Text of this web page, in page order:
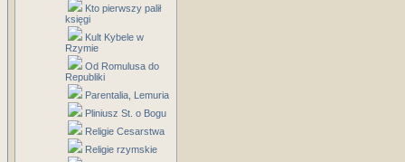
Kto pierwszy palił
księgi
Kult Kybele w
Rzymie
Od Romulusa do
Republiki
Parentalia, Lemuria
Pliniusz St. o Bogu
Religie Cesarstwa
Religie rzymskie